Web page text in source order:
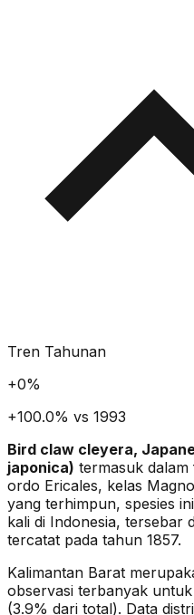
Tren Tahunan
+0%
+100.0% vs 1993
Bird claw cleyera,
japonica) termasuk dalam
ordo Ericales, kelas
yang terhimpun, spesies
kali di Indonesia, tersebar
tercatat pada tahun 1857.
Kalimantan Barat
observasi terbanyak
(3.9% dari total). Data